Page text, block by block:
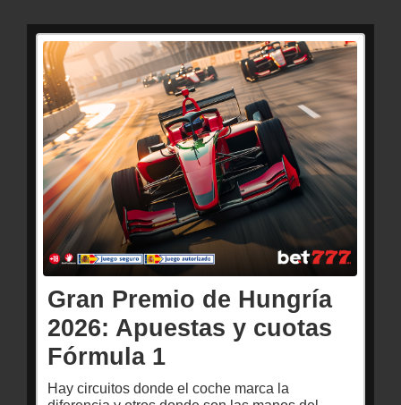
Gran Premio de Hungría
2026: Apuestas y cuotas
Fórmula 1
Hay circuitos donde el coche marca la